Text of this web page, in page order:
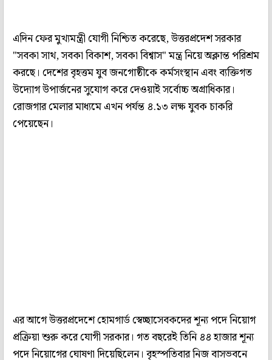
এদিন ফের মুখ্যমন্ত্রী যোগী নিশ্চিত করেছে, উত্তরপ্রদেশ সরকার
"সবকা সাথ, সবকা বিকাশ, সবকা বিশ্বাস" মন্ত্র নিয়ে অক্লান্ত পরিশ্রম
করছে। দেশের বৃহত্তম যুব জনগোষ্ঠীকে কর্মসংস্থান এবং ব্যক্তিগত
উদ্যোগ উপার্জনের সুযোগ করে দেওয়াই সর্বোচ্চ অগ্রাধিকার।
রোজগার মেলার মাধ্যমে এখন পর্যন্ত ৪.১৩ লক্ষ যুবক চাকরি
পেয়েছেন।
এর আগে উত্তরপ্রদেশে হোমগার্ড স্বেচ্ছাসেবকদের শূন্য পদে নিয়োগ
প্রক্রিয়া শুরু করে যোগী সরকার। গত বছরেই তিনি ৪৪ হাজার শূন্য
পদে নিয়োগের ঘোষণা দিয়েছিলেন। বৃহস্পতিবার নিজ বাসভবনে